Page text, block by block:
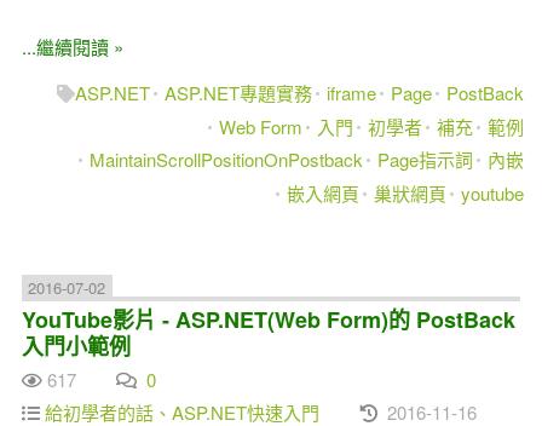
...繼續閱讀 »
ASP.NET ASP.NET專題實務 iframe Page
PostBack
Web Form
入門 初學者 補充 範例
MaintainScrollPositionOnPostback
Page指示詞
內嵌
嵌入網頁
巢狀網頁 youtube
2016-07-02
YouTube影片 - ASP.NET(Web Form)的 PostBack
入門小範例
617
0
給初學者的話、ASP.NET快速入門
2016-11-16